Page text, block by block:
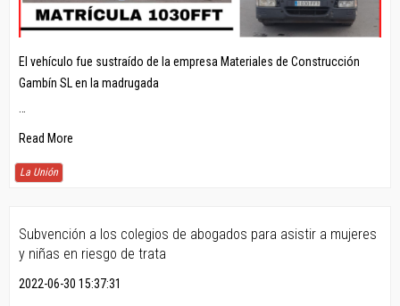
El vehículo fue sustraído de la empresa Materiales de Construcción
Gambín SL en la madrugada
…
Read More
La Unión
Subvención a los colegios de abogados para asistir a mujeres
y niñas en riesgo de trata
2022-06-30 15:37:31